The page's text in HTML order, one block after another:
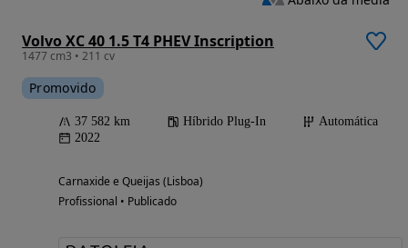
Volvo XC 40 1.5 T4 PHEV Inscription
1477 cm3 • 211 cv
Promovido
37 582 km Híbrido Plug-In
Automática
2022
Carnaxide e Queijas (Lisboa)
Profissional • Publicado